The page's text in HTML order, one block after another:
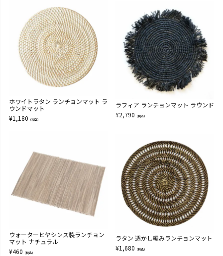
ホワイトラタン ランチョンマット ラ
ウンドマット
¥1,180 （税込）
ラフィア ランチョンマット ラウンド
¥2,790 （税込）
ウォーターヒヤシンス製ランチョン
マット ナチュラル
¥460 （税込）
ラタン 透かし編みランチョンマット
¥1,680 （税込）